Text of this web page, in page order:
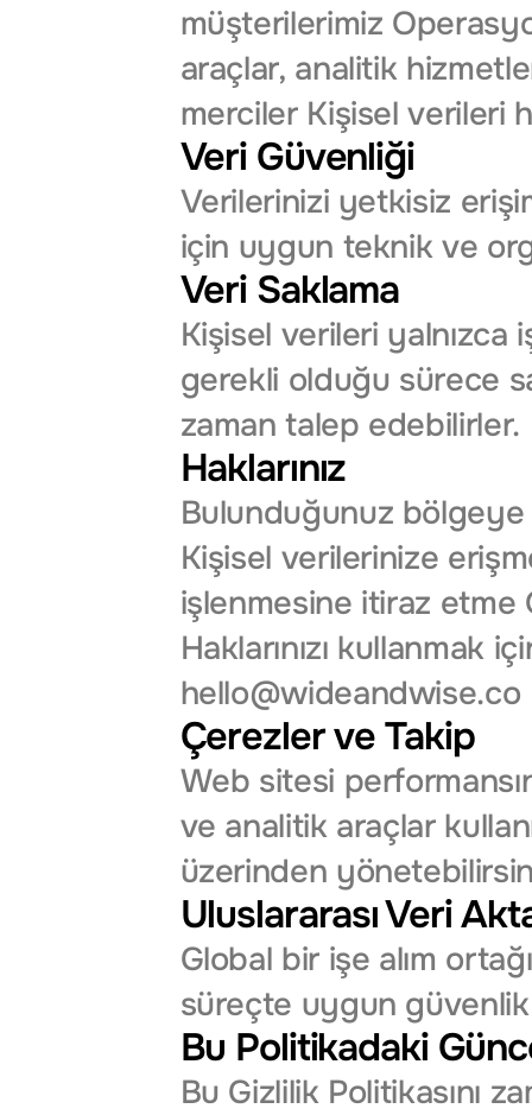
müşterilerimiz
araçlar, analitik
merciler Kişisel verileri
Veri Güvenliği
Verilerinizi yetkisiz
için uygun teknik ve
Veri Saklama
Kişisel verileri yalnızca
gerekli olduğu sürece
zaman talep edebilirler.
Haklarınız
Bulunduğunuz bölgeye
Kişisel verilerinize
işlenmesine itiraz etme
hello@wideandwise.co
Çerezler ve Takip
Web sitesi
ve analitik araçlar
üzerinden
Uluslararası Veri
Global bir işe alım
süreçte uygun güvenlik
Bu Politikadaki
Bu Gizlilik Politikasını